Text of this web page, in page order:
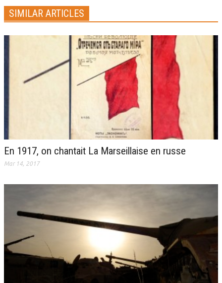
SIMILAR ARTICLES
En 1917, on chantait La Marseillaise en russe
Mar 14, 2017